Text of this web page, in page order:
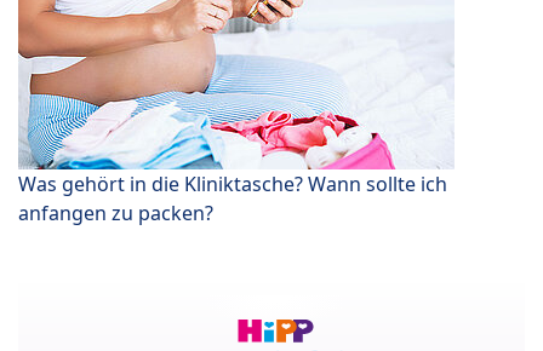
Was gehört in die Kliniktasche? Wann sollte ich
anfangen zu packen?